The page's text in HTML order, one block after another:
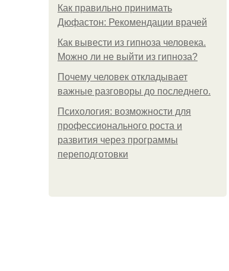
Как правильно принимать
Дюфастон: Рекомендации врачей
Как вывести из гипноза человека.
Можно ли не выйти из гипноза?
Почему человек откладывает
важные разговоры до последнего.
Психология: возможности для
профессионального роста и
развития через программы
переподготовки